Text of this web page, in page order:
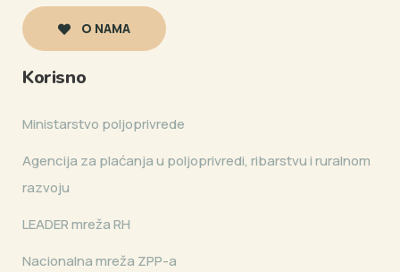
O NAMA
Korisno
Ministarstvo poljoprivrede
Agencija za plaćanja u poljoprivredi, ribarstvu i ruralnom
razvoju
LEADER mreža RH
Nacionalna mreža ZPP-a